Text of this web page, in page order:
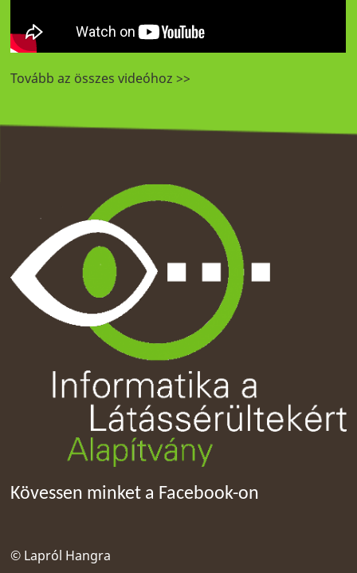
Tovább az összes videóhoz >>
Kövessen minket a Facebook-on
© Lapról Hangra